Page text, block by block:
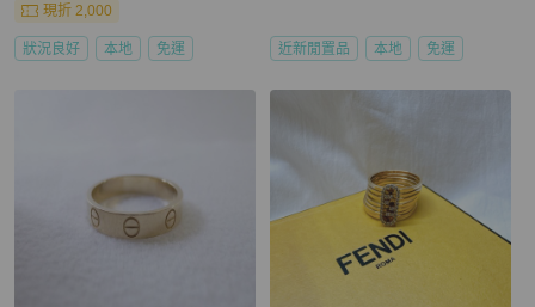
現折 2,000
狀況良好 本地 免運 近新閒置品 本地 免運